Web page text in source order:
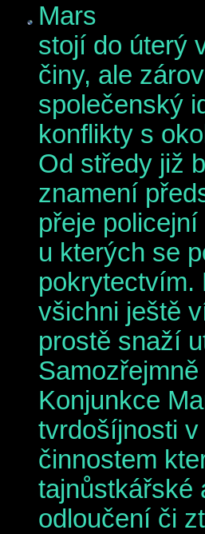
Mars
stojí do úterý
činy, ale
společenský
konflikty s
Od středy již
znamení
přeje
u kterých se
pokrytectvím.
všichni ještě
prostě snaží
Konjunkce
tvrdošíjnosti
činnostem
tajnůstkářské
odloučení či